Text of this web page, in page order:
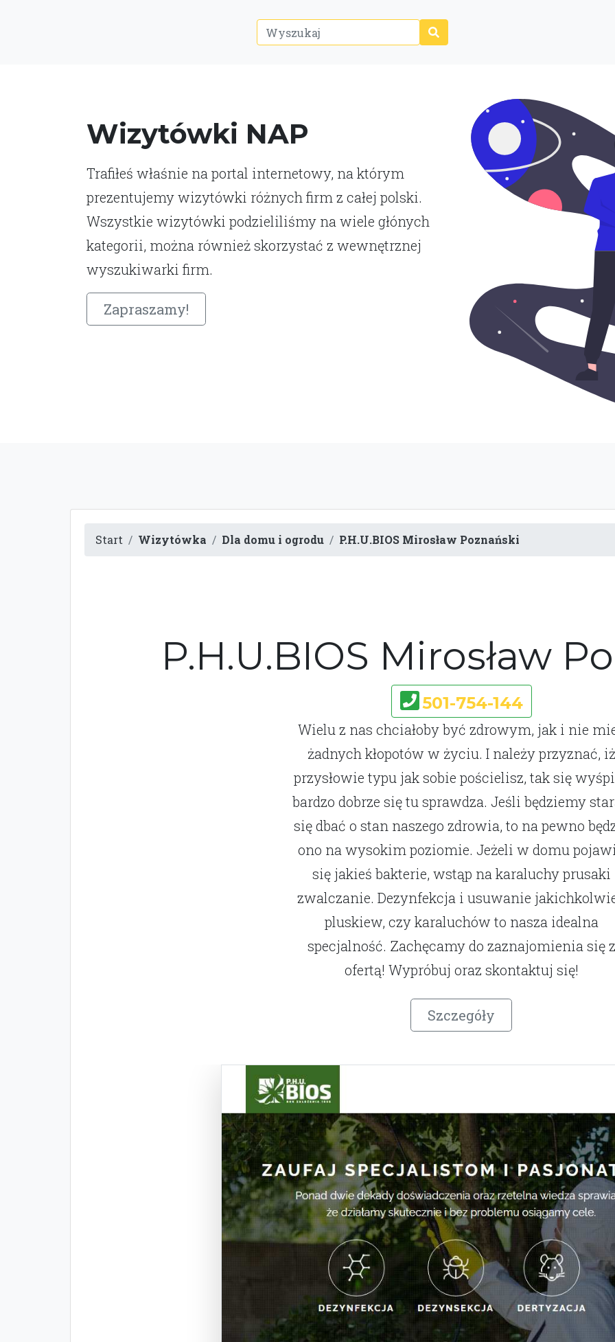
Wizytówki NAP
Trafiłeś właśnie na portal internetowy, na którym
prezentujemy wizytówki różnych firm z całej polski.
Wszystkie wizytówki podzieliliśmy na wiele głónych
kategorii, można również skorzystać z wewnętrznej
wyszukiwarki firm.
Zapraszamy!
Start Wizytówka Dla domu i ogrodu P.H.U.BIOS Mirosław Poznański
P.H.U.BIOS Mirosław
501-754-144
Wielu z nas chciałoby być zdrowym, jak i nie
żadnych kłopotów w życiu. I należy przyznać, iż
przysłowie typu jak sobie pościelisz, tak się
bardzo dobrze się tu sprawdza. Jeśli będziemy
się dbać o stan naszego zdrowia, to na pewno
ono na wysokim poziomie. Jeżeli w domu
się jakieś bakterie, wstąp na karaluchy prusaki
zwalczanie. Dezynfekcja i usuwanie
pluskiew, czy karaluchów to nasza idealna
specjalność. Zachęcamy do zaznajomienia się z
ofertą! Wypróbuj oraz skontaktuj się!
Szczegóły